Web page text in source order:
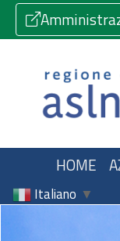
HOME
Italiano ▼